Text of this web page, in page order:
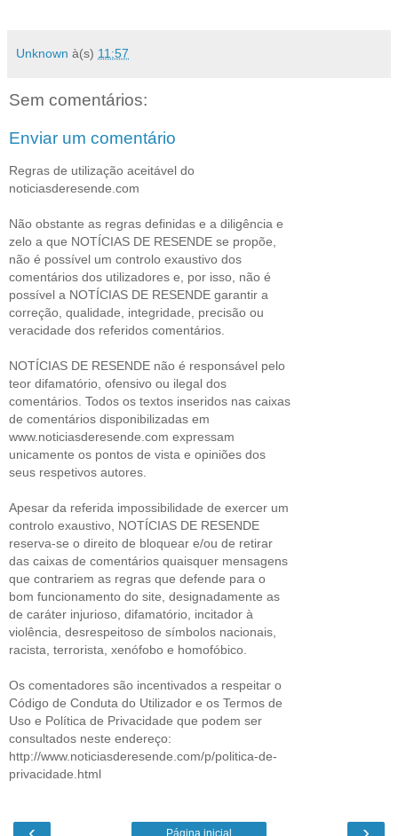
Unknown à(s) 11:57
Sem comentários:
Enviar um comentário
Regras de utilização aceitável do
noticiasderesende.com
Não obstante as regras definidas e a diligência e
zelo a que NOTÍCIAS DE RESENDE se propõe,
não é possível um controlo exaustivo dos
comentários dos utilizadores e, por isso, não é
possível a NOTÍCIAS DE RESENDE garantir a
correção, qualidade, integridade, precisão ou
veracidade dos referidos comentários.
NOTÍCIAS DE RESENDE não é responsável pelo
teor difamatório, ofensivo ou ilegal dos
comentários. Todos os textos inseridos nas caixas
de comentários disponibilizadas em
www.noticiasderesende.com expressam
unicamente os pontos de vista e opiniões dos
seus respetivos autores.
Apesar da referida impossibilidade de exercer um
controlo exaustivo, NOTÍCIAS DE RESENDE
reserva-se o direito de bloquear e/ou de retirar
das caixas de comentários quaisquer mensagens
que contrariem as regras que defende para o
bom funcionamento do site, designadamente as
de caráter injurioso, difamatório, incitador à
violência, desrespeitoso de símbolos nacionais,
racista, terrorista, xenófobo e homofóbico.
Os comentadores são incentivados a respeitar o
Código de Conduta do Utilizador e os Termos de
Uso e Política de Privacidade que podem ser
consultados neste endereço:
http://www.noticiasderesende.com/p/politica-de-
privacidade.html
Página inicial